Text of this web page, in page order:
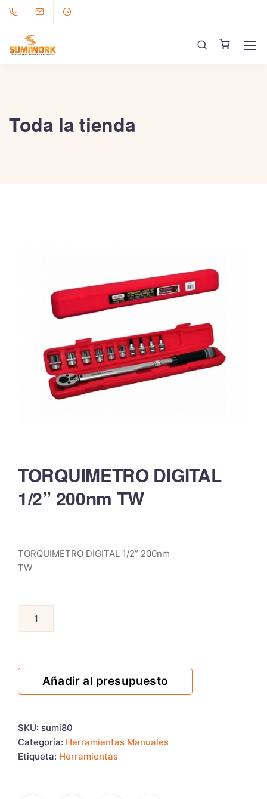
Toda la tienda
TORQUIMETRO DIGITAL
1/2” 200nm TW
TORQUIMETRO DIGITAL 1/2” 200nm
TW
Añadir al presupuesto
SKU: sumi80
Categoría: Herramientas Manuales
Etiqueta: Herramientas